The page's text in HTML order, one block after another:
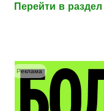
Перейти в
Реклама